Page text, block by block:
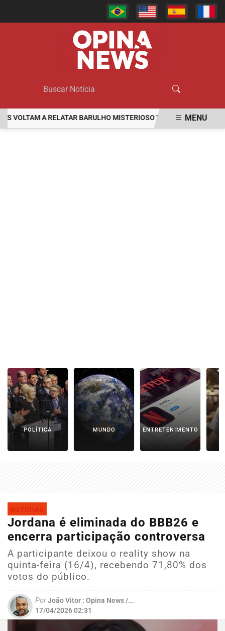
A RELATAR BARULHO MISTERIOSO VINDO DO MARMENU
POLÍTICA MUNDO ENTRETENIMENTO
NOTÍCIAS
Jordana é eliminada do BBB26 e
encerra participação controversa
A participante deixou o reality show na
quinta-feira (16/4), recebendo 71,80% dos
votos do público.
PorJoão Vitor : Opina News /...
17/04/2026 02:31